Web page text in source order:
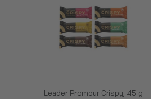
Leader Promour Crispy, 45 g